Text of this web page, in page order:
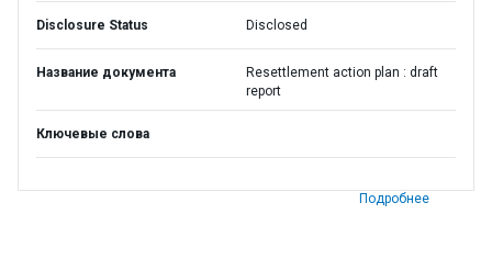
Disclosure Status Disclosed
Название документа
Resettlement action plan : draft
report
Ключевые слова
Подробнее